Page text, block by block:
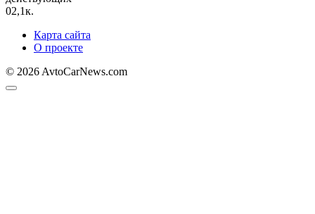
02,1к.
Карта сайта
О проекте
© 2026 AvtoCarNews.com